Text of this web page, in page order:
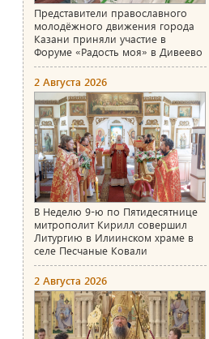
Представители православного
молодёжного движения города
Казани приняли участие в
Форуме «Радость моя» в Дивеево
2 Августа 2026
В Неделю 9-ю по Пятидесятнице
митрополит Кирилл совершил
Литургию в Илиинском храме в
селе Песчаные Ковали
2 Августа 2026